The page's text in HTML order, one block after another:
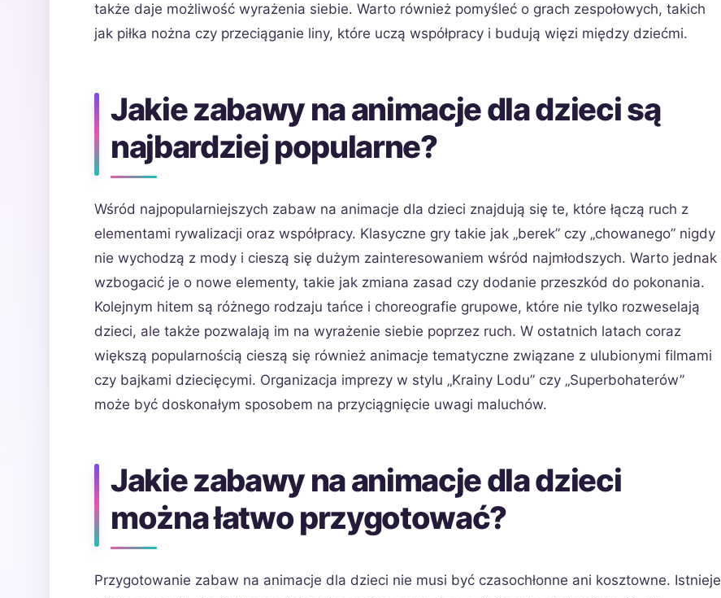
także daje możliwość wyrażenia siebie. Warto również pomyśleć o grach zespołowych, takich
jak piłka nożna czy przeciąganie liny, które uczą współpracy i budują więzi między dziećmi.
Jakie zabawy na animacje dla dzieci są
najbardziej popularne?
Wśród najpopularniejszych zabaw na animacje dla dzieci znajdują się te, które łączą ruch z
elementami rywalizacji oraz współpracy. Klasyczne gry takie jak „berek” czy „chowanego” nigdy
nie wychodzą z mody i cieszą się dużym zainteresowaniem wśród najmłodszych. Warto jednak
wzbogacić je o nowe elementy, takie jak zmiana zasad czy dodanie przeszkód do pokonania.
Kolejnym hitem są różnego rodzaju tańce i choreografie grupowe, które nie tylko rozweselają
dzieci, ale także pozwalają im na wyrażenie siebie poprzez ruch. W ostatnich latach coraz
większą popularnością cieszą się również animacje tematyczne związane z ulubionymi filmami
czy bajkami dziecięcymi. Organizacja imprezy w stylu „Krainy Lodu” czy „Superbohaterów”
może być doskonałym sposobem na przyciągnięcie uwagi maluchów.
Jakie zabawy na animacje dla dzieci
można łatwo przygotować?
Przygotowanie zabaw na animacje dla dzieci nie musi być czasochłonne ani kosztowne. Istnieje